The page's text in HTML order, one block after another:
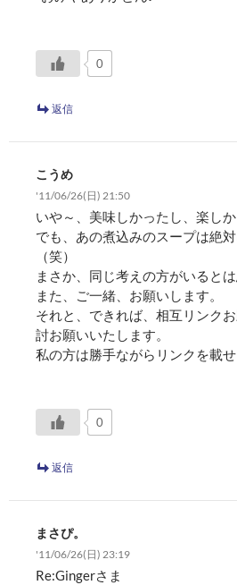
0
返信
こうめ
'11/06/26(日) 21:50
いや～、美味しかったし、楽しか
でも、あの煮込みのスープは絶
（笑）
まさか、同じ考えの方がいると
また、ご一緒、お願いします。
それと、できれば、相互リンク
討お願いいたします。
私の方は勝手ながらリンクを載せ
0
返信
まさぴ。
'11/06/26(日) 23:19
Re:Gingerさま